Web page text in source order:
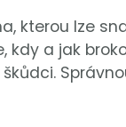
kterou lze
kdy a jak